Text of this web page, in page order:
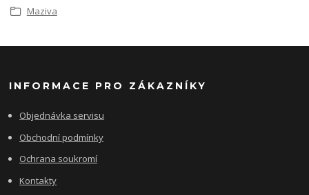
Maziva
INFORMACE PRO ZÁKAZNÍKY
Objednávka servisu
Obchodní podmínky
Ochrana soukromí
Kontakty